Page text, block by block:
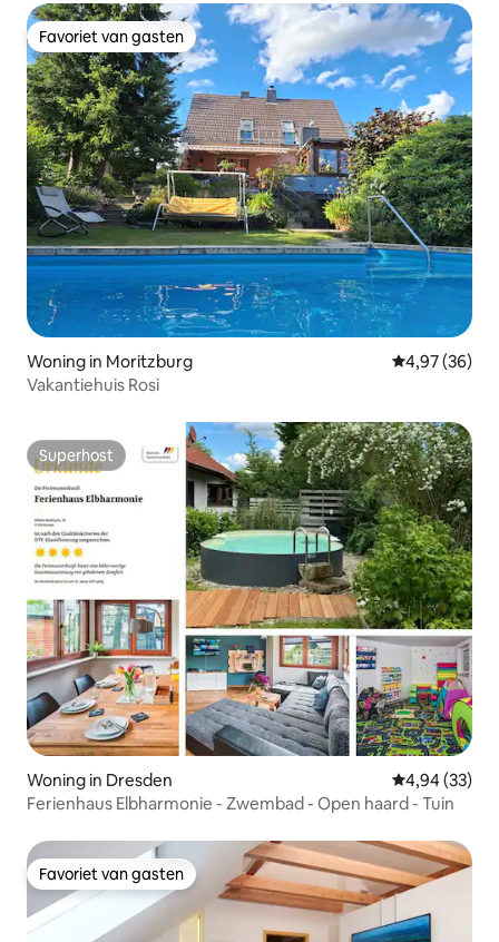
Favoriet van gasten
Favoriet van gasten
Woning in Moritzburg Gemiddelde
4,97 (36)
Vakantiehuis Rosi
Superhost
Superhost
Woning in Dresden Gemiddelde
4,94 (33)
Ferienhaus Elbharmonie - Zwembad - Open haard - Tuin
Favoriet van gasten
Favoriet van gasten